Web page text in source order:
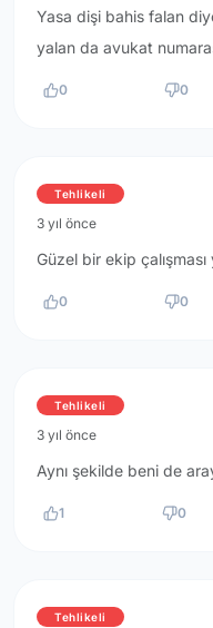
Yasa dişi bahis falan
yalan da avukat
0 0
Tehlikeli
3 yıl önce
Güzel bir ekip
0 0
Tehlikeli
3 yıl önce
Aynı şekilde beni de
1 0
Tehlikeli